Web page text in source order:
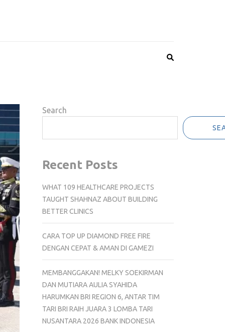
Search
Recent Posts
WHAT 109 HEALTHCARE PROJECTS
TAUGHT SHAHNAZ ABOUT BUILDING
BETTER CLINICS
CARA TOP UP DIAMOND FREE FIRE
DENGAN CEPAT & AMAN DI GAMEZI
MEMBANGGAKAN! MELKY SOEKIRMAN
DAN MUTIARA AULIA SYAHIDA
HARUMKAN BRI REGION 6, ANTAR TIM
TARI BRI RAIH JUARA 3 LOMBA TARI
NUSANTARA 2026 BANK INDONESIA